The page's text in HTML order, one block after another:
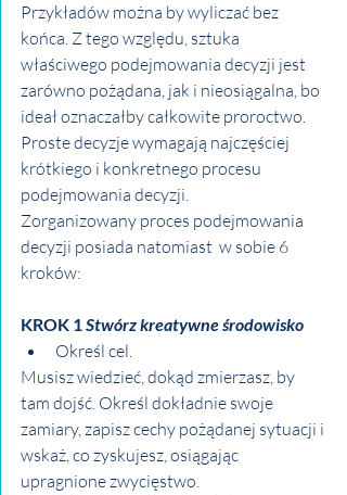
Przykładów można by wyliczać bez
końca. Z tego względu, sztuka
właściwego podejmowania decyzji jest
zarówno pożądana, jak i nieosiągalna, bo
ideał oznaczałby całkowite proroctwo.
Proste decyzje wymagają najczęściej
krótkiego i konkretnego procesu
podejmowania decyzji.
Zorganizowany proces podejmowania
decyzji posiada natomiast  w sobie 6
kroków:
KROK 1 Stwórz kreatywne środowisko
Określ cel.
Musisz wiedzieć, dokąd zmierzasz, by
tam dojść. Określ dokładnie swoje
zamiary, zapisz cechy pożądanej sytuacji i
wskaż, co zyskujesz, osiągając
upragnione zwycięstwo.